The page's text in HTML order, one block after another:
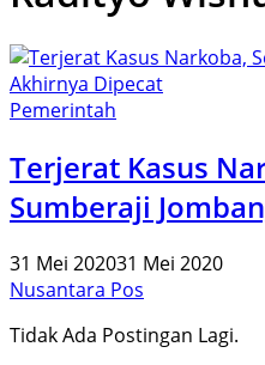
Pemerintah
Terjerat Kasus
Sumberaji
31 Mei 202031 Mei 2020
Nusantara Pos
Tidak Ada Postingan Lagi.